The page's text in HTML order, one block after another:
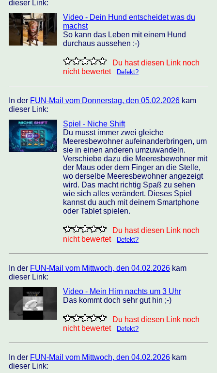
dieser Link:
Video - Dein Hund entscheidet was du
machst
So kann das Leben mit einem Hund
durchaus aussehen :-)
Du hast diesen Link noch
nicht bewertet
Defekt?
In der FUN-Mail vom Donnerstag, den 05.02.2026 kam
dieser Link:
Spiel - Niche Shift
Du musst immer zwei gleiche
Meeresbewohner aufeinanderbringen, um
sie in einen anderen umzuwandeln.
Verschiebe dazu die Meeresbewohner mit
der Maus oder dem Finger an die Stelle,
wo derselbe Meeresbewohner angezeigt
wird. Das macht richtig Spaß zu sehen
wie sich alles verändert. Dieses Spiel
kannst du auch mit deinem Smartphone
oder Tablet spielen.
Du hast diesen Link noch
nicht bewertet
Defekt?
In der FUN-Mail vom Mittwoch, den 04.02.2026 kam
dieser Link:
Video - Mein Hirn nachts um 3 Uhr
Das kommt doch sehr gut hin ;-)
Du hast diesen Link noch
nicht bewertet
Defekt?
In der FUN-Mail vom Mittwoch, den 04.02.2026 kam
dieser Link: